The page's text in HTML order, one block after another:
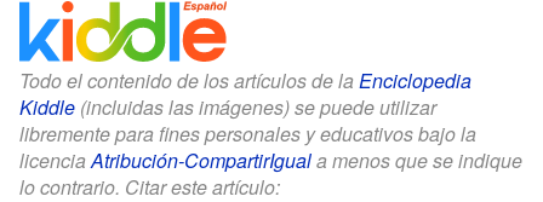
Todo el contenido de los artículos de la Enciclopedia
Kiddle (incluidas las imágenes) se puede utilizar
libremente para fines personales y educativos bajo la
licenciaAtribución-CompartirIguala menos que se indique
lo contrario. Citar este artículo: